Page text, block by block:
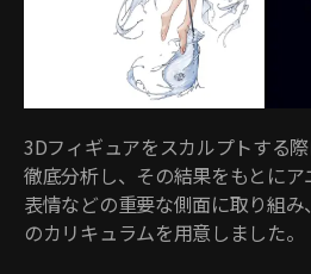
3Dフィギュアをスカルプトする
徹底分析し、その結果をもとにア
表情などの重要な側面に取り組
のカリキュラムを用意しました。